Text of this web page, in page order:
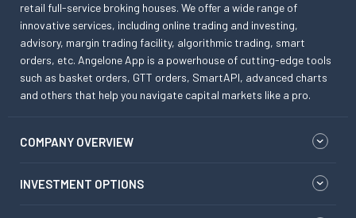
retail full-service broking houses. We offer a wide range of
innovative services, including online trading and investing,
advisory, margin trading facility, algorithmic trading, smart
orders, etc. Angelone App is a powerhouse of cutting-edge tools
such as basket orders, GTT orders, SmartAPI, advanced charts
and others that help you navigate capital markets like a pro.
COMPANY OVERVIEW
INVESTMENT OPTIONS